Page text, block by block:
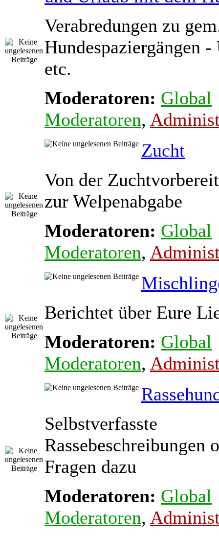
Verabredungen zu
Hundespaziergängen
etc.
Moderatoren: Global
Moderatoren,
Zucht
Von der
zur Welpenabgabe
Moderatoren: Global
Moderatoren,
Berichtet über Eure
Moderatoren: Global
Moderatoren,
Selbstverfasste
Rassebeschreibungen
Fragen dazu
Moderatoren: Global
Moderatoren,